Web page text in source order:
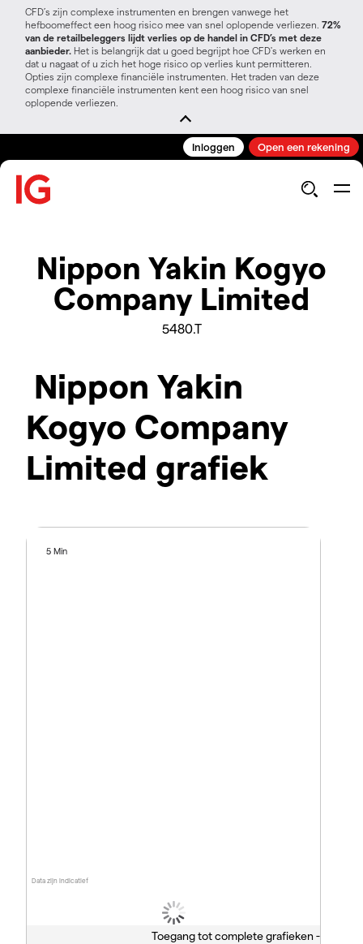
CFD’s zijn complexe instrumenten en brengen vanwege het
hefboomeffect een hoog risico mee van snel oplopende verliezen. 72%
van de retailbeleggers lijdt verlies op de handel in CFD’s met deze
aanbieder. Het is belangrijk dat u goed begrijpt hoe CFD's werken en
dat u nagaat of u zich het hoge risico op verlies kunt permitteren.
Opties zijn complexe financiële instrumenten. Het traden van deze
complexe financiële instrumenten kent een hoog risico van snel
oplopende verliezen.
Inloggen Open een rekening
Nippon Yakin Kogyo
Company Limited
5480.T
Nippon Yakin
Kogyo Company
Limited grafiek
Data zijn indicatief
5 Min
Toegang tot complete grafieken -